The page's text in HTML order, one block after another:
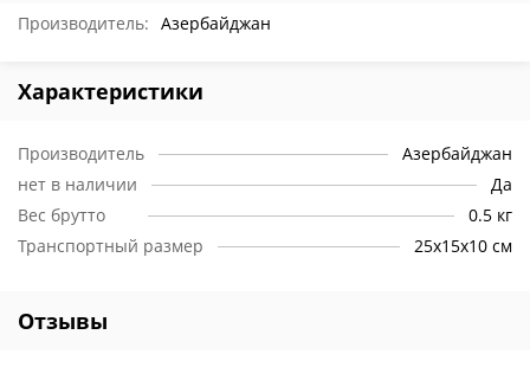
Производитель: Азербайджан
Характеристики
Производитель
Азербайджан
нет в наличии
Да
Вес брутто
0.5 кг
Транспортный размер
25х15х10 см
Отзывы